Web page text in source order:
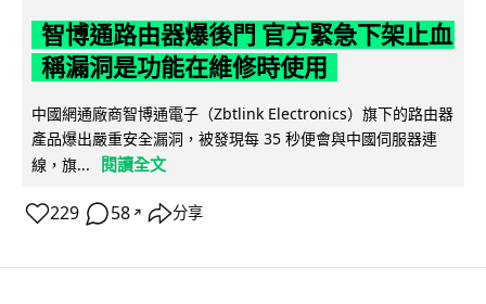
智博通路由器爆後門 官方緊急下架止血
稱漏洞是功能在維修時使用
中國網通廠商智博通電子（Zbtlink Electronics）旗下的路由器
產品爆出嚴重安全漏洞，被發現每 35 秒便會與中國伺服器連
線，旗...
閱讀全文
229 58 ↗ 分享